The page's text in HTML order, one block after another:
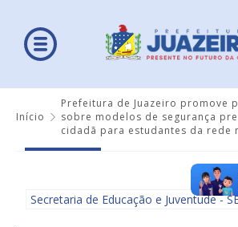
Início
Prefeitura de Juazeiro promove
sobre modelos de segurança
cidadã para estudantes da rede
Secretaria de Educação e Juventude -